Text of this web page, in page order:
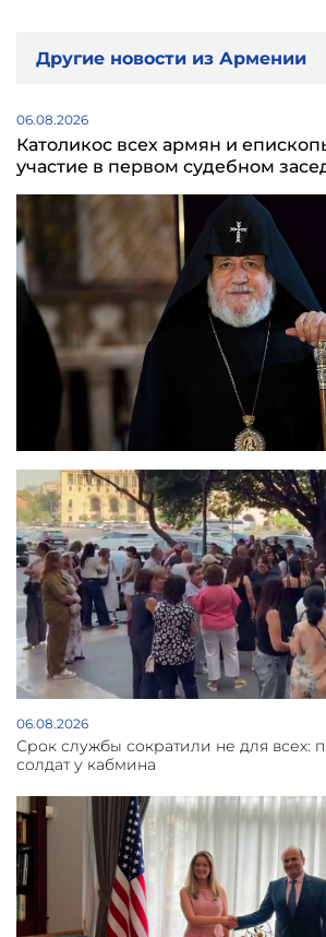
Другие новости из Армении
06.08.2026
Католикос всех армян и
участие в первом судебном
06.08.2026
Срок службы сократили не для всех:
солдат у кабмина